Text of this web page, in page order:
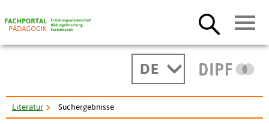
DE
Literatur Suchergebnisse